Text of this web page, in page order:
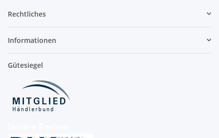
Rechtliches
Informationen
Gütesiegel